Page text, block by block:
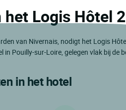
Logis Hôtel
van Nivernais, nodigt het Logis
in Pouilly-sur-Loire, gelegen vlak bij de
in het hotel